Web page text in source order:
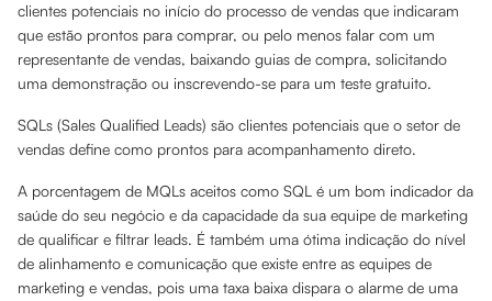
clientes potenciais no início do processo de vendas que indicaram
que estão prontos para comprar, ou pelo menos falar com um
representante de vendas, baixando guias de compra, solicitando
uma demonstração ou inscrevendo-se para um teste gratuito.
SQLs (Sales Qualified Leads) são clientes potenciais que o setor de
vendas define como prontos para acompanhamento direto.
A porcentagem de MQLs aceitos como SQL é um bom indicador da
saúde do seu negócio e da capacidade da sua equipe de marketing
de qualificar e filtrar leads. É também uma ótima indicação do nível
de alinhamento e comunicação que existe entre as equipes de
marketing e vendas, pois uma taxa baixa dispara o alarme de uma